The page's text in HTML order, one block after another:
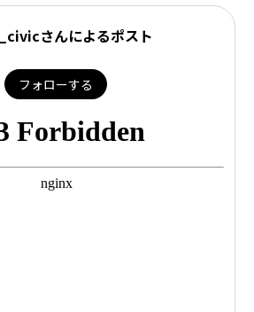
さんによるポスト
フォローする